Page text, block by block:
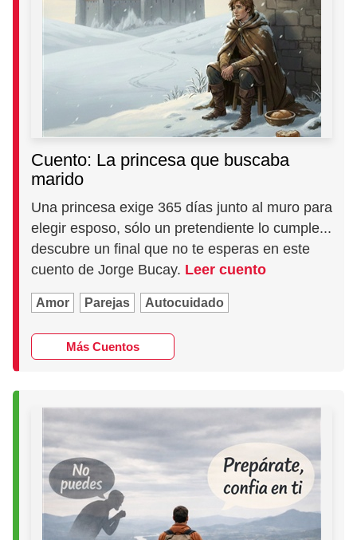
Cuento: La princesa que buscaba
marido
Una princesa exige 365 días junto al muro para
elegir esposo, sólo un pretendiente lo cumple...
descubre un final que no te esperas en este
cuento de Jorge Bucay. Leer cuento
Amor Parejas Autocuidado
Más Cuentos